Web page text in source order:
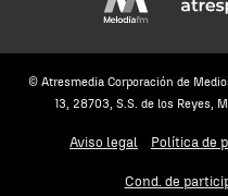
© Atresmedia Corporación de
13, 28703, S.S. de los Reyes,
Aviso legal Política de
Cond. de